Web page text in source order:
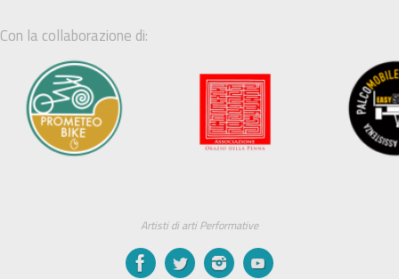
Con la collaborazione di:
Artisti di arti Performative